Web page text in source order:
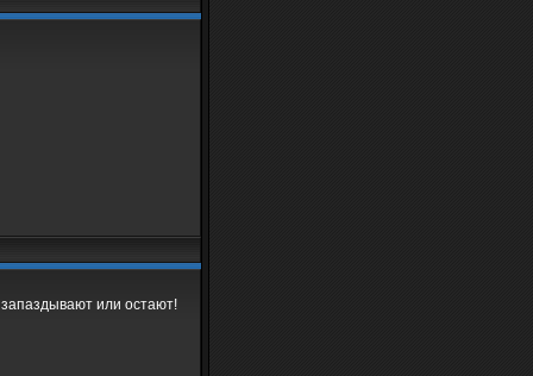
или остают!